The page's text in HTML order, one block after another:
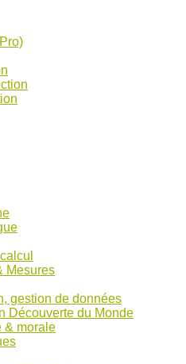
Mesures
gestion de données
Découverte du Monde
& morale